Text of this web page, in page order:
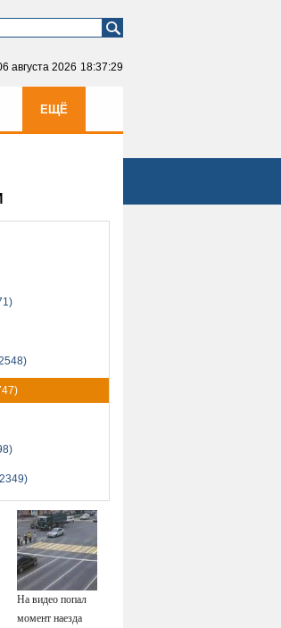
августа 2026 18:37:29
ЕЩЁ
На видео попал
момент наезда